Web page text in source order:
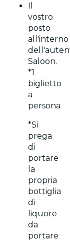
Il
vostro
posto
all'interno
Saloon.
*1
biglietto
a
persona
*Si
prega
di
portare
la
propria
bottiglia
di
liquore
da
portare